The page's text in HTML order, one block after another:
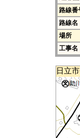
路線番
路線名
場所
工事名
日立